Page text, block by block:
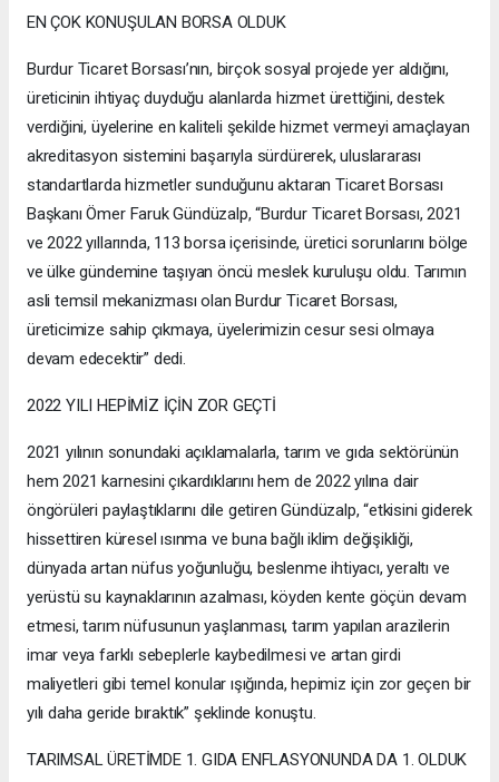
EN ÇOK KONUŞULAN BORSA OLDUK
Burdur Ticaret Borsası’nın, birçok sosyal projede yer aldığını,
üreticinin ihtiyaç duyduğu alanlarda hizmet ürettiğini, destek
verdiğini, üyelerine en kaliteli şekilde hizmet vermeyi amaçlayan
akreditasyon sistemini başarıyla sürdürerek, uluslararası
standartlarda hizmetler sunduğunu aktaran Ticaret Borsası
Başkanı Ömer Faruk Gündüzalp, “Burdur Ticaret Borsası, 2021
ve 2022 yıllarında, 113 borsa içerisinde, üretici sorunlarını bölge
ve ülke gündemine taşıyan öncü meslek kuruluşu oldu. Tarımın
asli temsil mekanizması olan Burdur Ticaret Borsası,
üreticimize sahip çıkmaya, üyelerimizin cesur sesi olmaya
devam edecektir” dedi.
2022 YILI HEPİMİZ İÇİN ZOR GEÇTİ
2021 yılının sonundaki açıklamalarla, tarım ve gıda sektörünün
hem 2021 karnesini çıkardıklarını hem de 2022 yılına dair
öngörüleri paylaştıklarını dile getiren Gündüzalp, “etkisini giderek
hissettiren küresel ısınma ve buna bağlı iklim değişikliği,
dünyada artan nüfus yoğunluğu, beslenme ihtiyacı, yeraltı ve
yerüstü su kaynaklarının azalması, köyden kente göçün devam
etmesi, tarım nüfusunun yaşlanması, tarım yapılan arazilerin
imar veya farklı sebeplerle kaybedilmesi ve artan girdi
maliyetleri gibi temel konular ışığında, hepimiz için zor geçen bir
yılı daha geride bıraktık” şeklinde konuştu.
TARIMSAL ÜRETİMDE 1. GIDA ENFLASYONUNDA DA 1. OLDUK